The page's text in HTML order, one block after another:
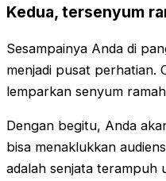
Kedua, tersenyum
Sesampainya Anda di
menjadi pusat perhatian.
lemparkan senyum
Dengan begitu, Anda
bisa menaklukkan
adalah senjata terampuh